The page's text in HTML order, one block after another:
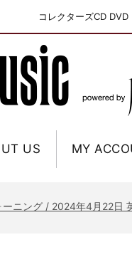
コレクターズCD
US MY
ーニー / 1979年5月8+9日 コ
ーニング / 2024年4月22日